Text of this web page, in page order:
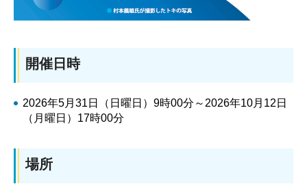
開催日時
2026年5月31日（日曜日）9時00分～2026年10月12日
（月曜日）17時00分
場所